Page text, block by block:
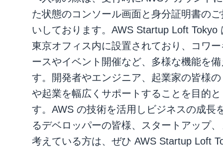
た状態のコンソール画面と身分証明書の
いしております。AWS Startup Loft Tokyo
東京オフィス内に設置されており、コワ
ースやイベント開催など、多様な機能を
す。開発者やエンジニア、起業家の皆様
や起業を幅広くサポートすることを目的
す。AWS の技術を活用しビジネスの成長
るデベロッパーの皆様、スタートアップ
考えている方は、ぜひ AWS Startup Loft